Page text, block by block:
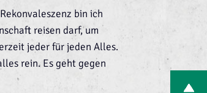
bin ich
reisen darf, um
jeder für jeden Alles.
rein. Es geht gegen